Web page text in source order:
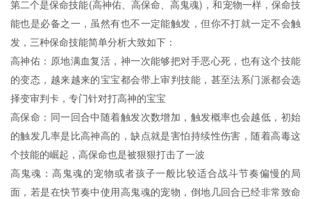
第二个是保命技能(高神佑、高保命、高鬼魂)，和宠物一样，保命技
能也是必备之一，虽然有也不一定能触发，但你不打就一定不会触
发，三种保命技能简单分析大致如下：
高神佑：原地满血复活，神一次能够把对手恶心死，也有这个技能
的变态，越来越来的宝宝都会带上审判技能，甚至法系门派都会选
择变审判卡，专门针对打高神的宝宝
高保命：同一回合中随着触发次数增加，触发概率也会越低，初始
的触发几率是比高神高的，缺点就是害怕持续性伤害，随着高毒这
个技能的崛起，高保命也是被狠狠打击了一波
高鬼魂：高鬼魂的宠物或者孩子一般比较适合战斗节奏偏慢的局
面，若是在快节奏中使用高鬼魂的宠物，倒地几回合已经非常致命